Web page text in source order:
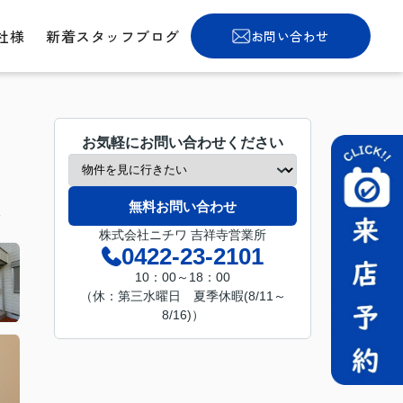
様 新着スタッフブログ お問い合わせ
お気軽にお問い合わせください
無料お問い合わせ
株式会社ニチワ 吉祥寺営業所
0422-23-2101
10：00～18：00
（休：第三水曜日 夏季休暇(8/11～
8/16)）